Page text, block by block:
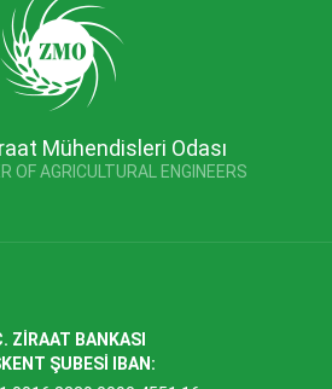
Mühendisleri Odası
OF AGRICULTURAL ENGINEERS
ZİRAAT BANKASI
ŞUBESİ IBAN: